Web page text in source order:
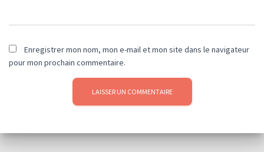
Enregistrer mon nom, mon e-mail et mon site dans le navigateur
pour mon prochain commentaire.